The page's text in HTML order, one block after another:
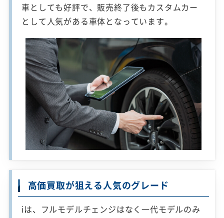
車としても好評で、販売終了後もカスタムカー
として人気がある車体となっています。
高価買取が狙える人気のグレード
iは、フルモデルチェンジはなく一代モデルのみ